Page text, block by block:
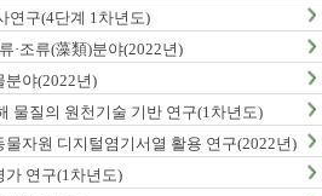
연구(4단계 1차년도)
·조류(藻類)분야(2022년)
분야(2022년)
물질의 원천기술 기반 연구(1차년도)
자원 디지털염기서열 활용 연구(2022년)
가 연구(1차년도)